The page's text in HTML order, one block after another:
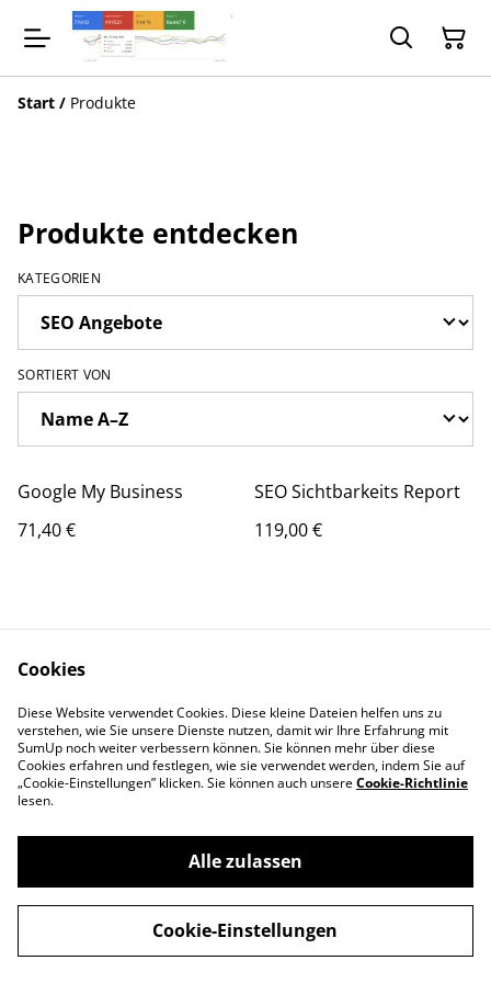
Start / Produkte
Produkte entdecken
KATEGORIEN
SORTIERT VON
Google My Business
71,40 €
SEO Sichtbarkeits Report
119,00 €
Contact Us
Legal Terms
Privacy Policy
Cookie Policy
©2026SEO Sichtbarekeits Report und Google Ads
powered by
Cookies
Diese Website verwendet Cookies. Diese kleine Dateien helfen uns zu
verstehen, wie Sie unsere Dienste nutzen, damit wir Ihre Erfahrung mit
SumUp noch weiter verbessern können. Sie können mehr über diese
Cookies erfahren und festlegen, wie sie verwendet werden, indem Sie auf
„Cookie-Einstellungen” klicken. Sie können auch unsereCookie-Richtlinie
lesen.
Alle zulassen
Cookie-Einstellungen